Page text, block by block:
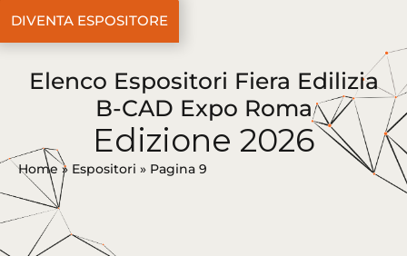
DIVENTA ESPOSITORE
Elenco Espositori Fiera Edilizia
B-CAD Expo Roma
Edizione 2026
Home» Espositori » Pagina 9